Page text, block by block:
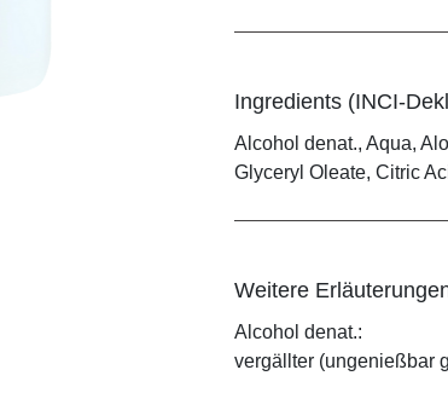
Ingredients (INCI-
Alcohol denat., Aqua,
Glyceryl Oleate, Citric
Weitere
Alcohol denat.:
vergällter (ungenießbar